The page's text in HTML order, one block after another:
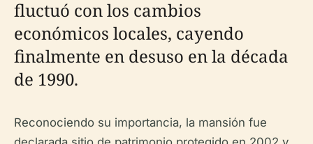
fluctuó con los cambios
económicos locales, cayendo
finalmente en desuso en la década
de 1990.
Reconociendo su importancia, la mansión fue